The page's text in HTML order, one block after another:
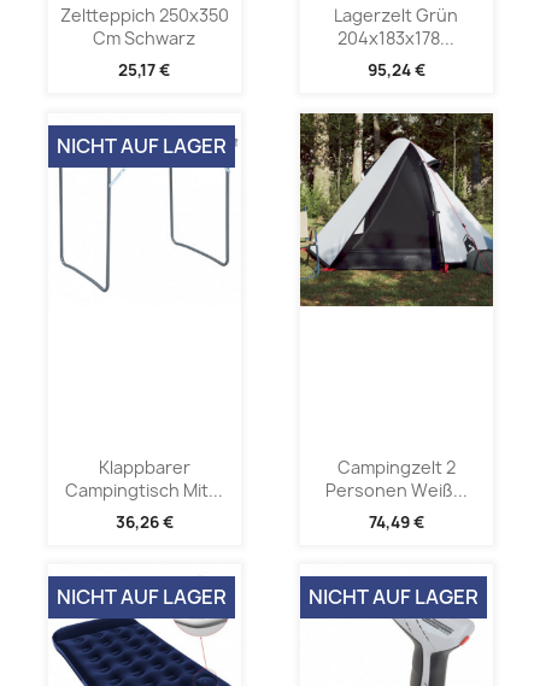
Zeltteppich 250x350
Cm Schwarz
25,17 €
Lagerzelt Grün
204x183x178...
95,24 €
Klappbarer
Campingtisch Mit...
36,26 €
NICHT AUF LAGER
Campingzelt 2
Personen Weiß...
74,49 €
NICHT AUF LAGER NICHT AUF LAGER